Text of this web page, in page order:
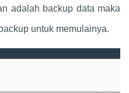
adalah backup data maka
untuk memulainya.